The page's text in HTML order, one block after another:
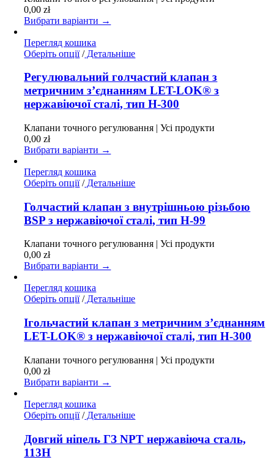
можна
на
товару
0,00zł
Вибрати варіанти →
Перегляд кошика
Оберіть опції Цей
має
кілька
варіантів.
Параметри
вибрати
сторінці
/Детальніше
Регулювальний голчастий клапан з
метричним з’єднанням LET-LOK® з
нержавіючої сталі, тип H-300
Клапани точного регулювання | Усі продукти
0,00zł
Вибрати варіанти →
Перегляд кошика
Оберіть опції Цей
має
кілька
варіантів.
можна
на
товару
/Детальніше
Голчастий клапан з внутрішньою різьбою
BSP з нержавіючої сталі, тип H-99
Клапани точного регулювання | Усі продукти
0,00zł
Вибрати варіанти →
Перегляд кошика
Оберіть опції Цей
має
кілька
варіантів.
можна
на
товару
/Детальніше
Ігольчастий клапан з метричним з’єднанням
LET-LOK® з нержавіючої сталі, тип H-300
Клапани точного регулювання | Усі продукти
0,00zł
Вибрати варіанти →
Перегляд кошика
Оберіть опції Цей
має
кілька
/Детальніше
Довгий ніпель ГЗ NPT нержавіюча сталь,
113H